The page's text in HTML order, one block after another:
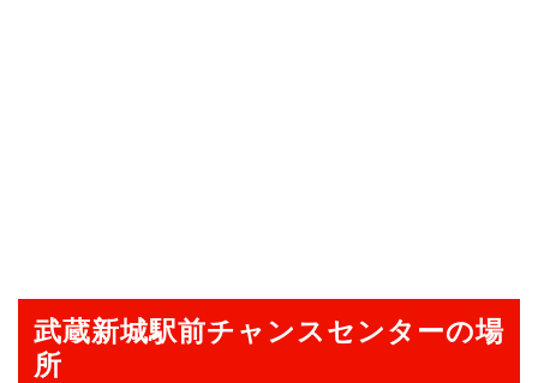
武蔵新城駅前チャンスセンターの場
所